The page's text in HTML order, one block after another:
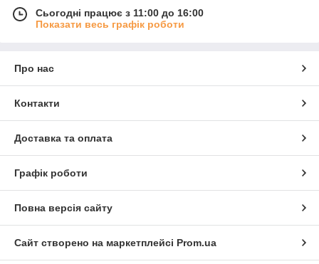
Сьогодні працює з 11:00 до 16:00
Показати весь графік роботи
Про нас
Контакти
Доставка та оплата
Графік роботи
Повна версія сайту
Сайт створено на маркетплейсі Prom.ua